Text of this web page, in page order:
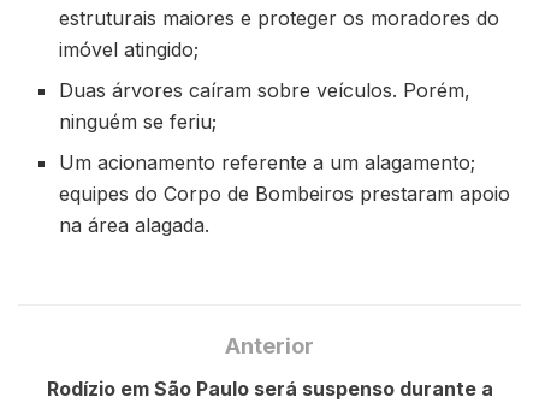
estruturais maiores e proteger os moradores do
imóvel atingido;
Duas árvores caíram sobre veículos. Porém,
ninguém se feriu;
Um acionamento referente a um alagamento;
equipes do Corpo de Bombeiros prestaram apoio
na área alagada.
Anterior
Rodízio em São Paulo será suspenso durante a